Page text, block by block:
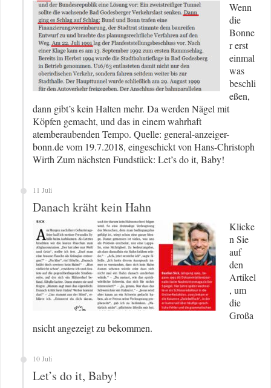
Wenn
die
Bonne
r erst
einmal
was
beschli
eßen,
dann gibt’s kein Halten mehr. Da werden Nägel mit
Köpfen gemacht, und das in einem wahrhaft
atemberaubenden Tempo. Quelle: general-anzeiger-
bonn.de vom 19.7.2018, eingeschickt von Hans-Christoph
Wirth Zum nächsten Fundstück: Let’s do it, Baby!
11 Juli
Danach kräht kein Hahn
Klicke
n Sie
auf
den
Artikel
, um
die
Großa
nsicht angezeigt zu bekommen.
10 Juli
Let’s do it, Baby!